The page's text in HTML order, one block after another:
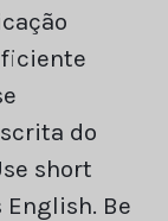
do
short
Be